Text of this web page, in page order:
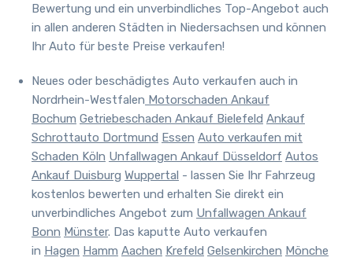
Bewertung und ein unverbindliches Top-Angebot auch
in allen anderen Städten in Niedersachsen und können
Ihr Auto für beste Preise verkaufen!
Neues oder beschädigtes Auto verkaufen auch in
Nordrhein-Westfalen Motorschaden Ankauf
Bochum Getriebeschaden Ankauf Bielefeld Ankauf
Schrottauto Dortmund Essen Auto verkaufen mit
Schaden Köln Unfallwagen Ankauf Düsseldorf Autos
Ankauf Duisburg Wuppertal - lassen Sie Ihr Fahrzeug
kostenlos bewerten und erhalten Sie direkt ein
unverbindliches Angebot zum Unfallwagen Ankauf
Bonn Münster. Das kaputte Auto verkaufen
in Hagen Hamm Aachen Krefeld Gelsenkirchen Mönche